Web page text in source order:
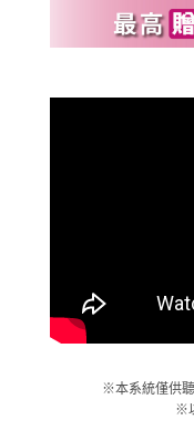
※本系統僅供
※